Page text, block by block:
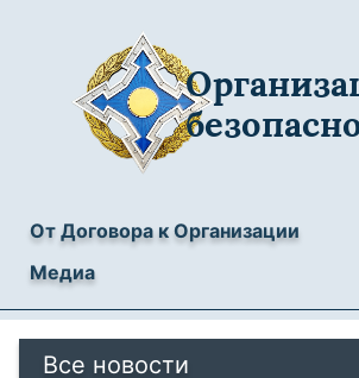
От Договора к Организации
Медиа
Все новости